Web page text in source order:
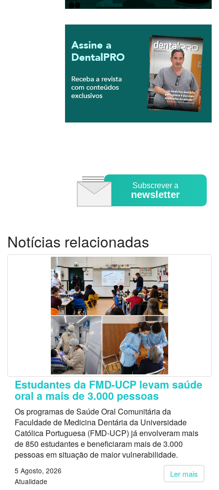
Subscrever a
newsletter
Notícias relacionadas
Estudantes da FMD-UCP levam saúde
oral a mais de 3.000 pessoas
Os programas de Saúde Oral Comunitária da
Faculdade de Medicina Dentária da Universidade
Católica Portuguesa (FMD-UCP) já envolveram mais
de 850 estudantes e beneficiaram mais de 3.000
pessoas em situação de maior vulnerabilidade.
Ler mais
5 Agosto, 2026
Atualidade